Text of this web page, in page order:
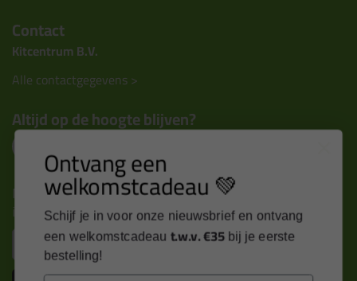
Contact
Kitcentrum B.V.
Alle contactgegevens >
Altijd op de hoogte blijven?
Nieuws, tips en exclusieve deals rechtstreeks in je
inbox
Ontvang een
welkomstcadeau 💚
Schijf je in voor onze nieuwsbrief en ontvang
een welkomstcadeau t.w.v. €35 bij je eerste
bestelling!